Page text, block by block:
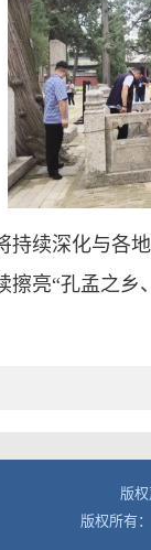
持续深化与各
擦亮“孔孟之
版
版权所有